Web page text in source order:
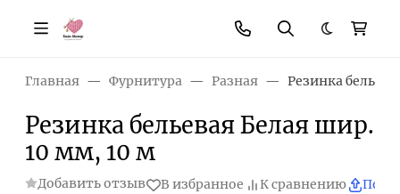
Темная
Главная Фурнитура Разная Резинка
Резинка бельевая Белая шир.
10 мм, 10 м
Добавить отзыв В избранное К сравнению